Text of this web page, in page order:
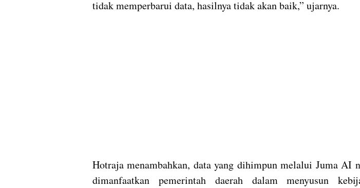
tidak memperbarui data, hasilnya tidak akan baik,” ujarnya.
Hotraja menambahkan, data yang dihimpun melalui Juma AI
dimanfaatkan pemerintah daerah dalam menyusun